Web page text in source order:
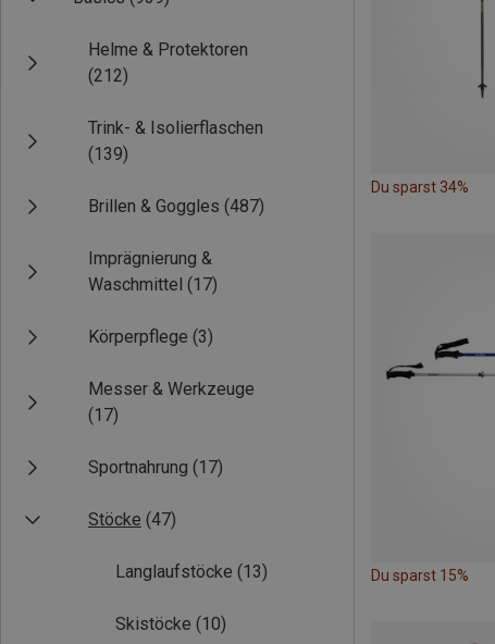
Helme & Protektoren
(212)
Trink- & Isolierflaschen
(139)
Brillen & Goggles (487)
Imprägnierung &
Waschmittel (17)
Körperpflege (3)
Messer & Werkzeuge
(17)
Sportnahrung (17)
Stöcke (47)
Langlaufstöcke (13)
Skistöcke (10)
Du sparst 34%
Du sparst 15%